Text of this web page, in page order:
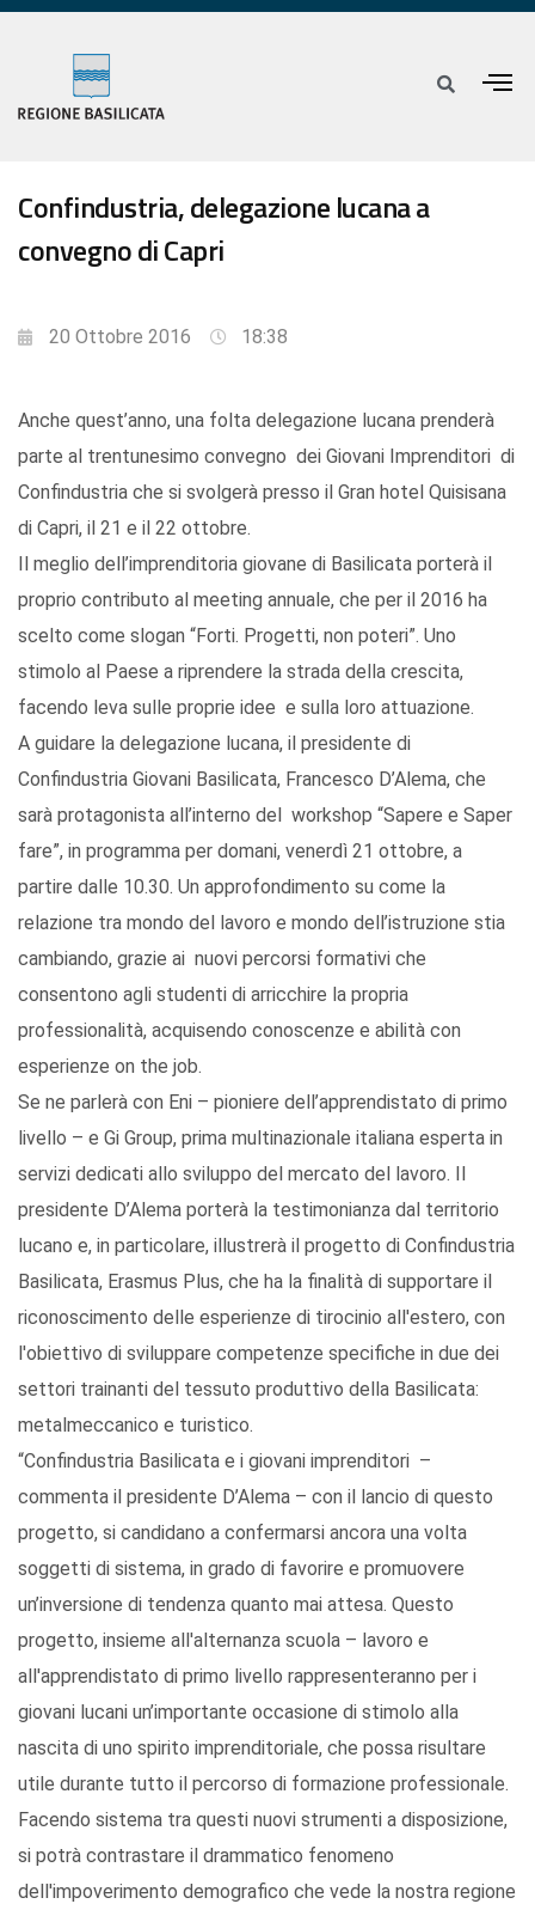
Confindustria, delegazione lucana a
convegno di Capri
20 Ottobre 2016 18:38
Anche quest’anno, una folta delegazione lucana prenderà
parte al trentunesimo convegno dei Giovani Imprenditori di
Confindustria che si svolgerà presso il Gran hotel Quisisana
di Capri, il 21 e il 22 ottobre.
Il meglio dell’imprenditoria giovane di Basilicata porterà il
proprio contributo al meeting annuale, che per il 2016 ha
scelto come slogan “Forti. Progetti, non poteri”. Uno
stimolo al Paese a riprendere la strada della crescita,
facendo leva sulle proprie idee e sulla loro attuazione.
A guidare la delegazione lucana, il presidente di
Confindustria Giovani Basilicata, Francesco D’Alema, che
sarà protagonista all’interno del workshop “Sapere e Saper
fare”, in programma per domani, venerdì 21 ottobre, a
partire dalle 10.30. Un approfondimento su come la
relazione tra mondo del lavoro e mondo dell’istruzione stia
cambiando, grazie ai nuovi percorsi formativi che
consentono agli studenti di arricchire la propria
professionalità, acquisendo conoscenze e abilità con
esperienze on the job.
Se ne parlerà con Eni – pioniere dell’apprendistato di primo
livello – e Gi Group, prima multinazionale italiana esperta in
servizi dedicati allo sviluppo del mercato del lavoro. Il
presidente D’Alema porterà la testimonianza dal territorio
lucano e, in particolare, illustrerà il progetto di Confindustria
Basilicata, Erasmus Plus, che ha la finalità di supportare il
riconoscimento delle esperienze di tirocinio all'estero, con
l'obiettivo di sviluppare competenze specifiche in due dei
settori trainanti del tessuto produttivo della Basilicata:
metalmeccanico e turistico.
“Confindustria Basilicata e i giovani imprenditori –
commenta il presidente D’Alema – con il lancio di questo
progetto, si candidano a confermarsi ancora una volta
soggetti di sistema, in grado di favorire e promuovere
un’inversione di tendenza quanto mai attesa. Questo
progetto, insieme all'alternanza scuola – lavoro e
all'apprendistato di primo livello rappresenteranno per i
giovani lucani un’importante occasione di stimolo alla
nascita di uno spirito imprenditoriale, che possa risultare
utile durante tutto il percorso di formazione professionale.
Facendo sistema tra questi nuovi strumenti a disposizione,
si potrà contrastare il drammatico fenomeno
dell'impoverimento demografico che vede la nostra regione